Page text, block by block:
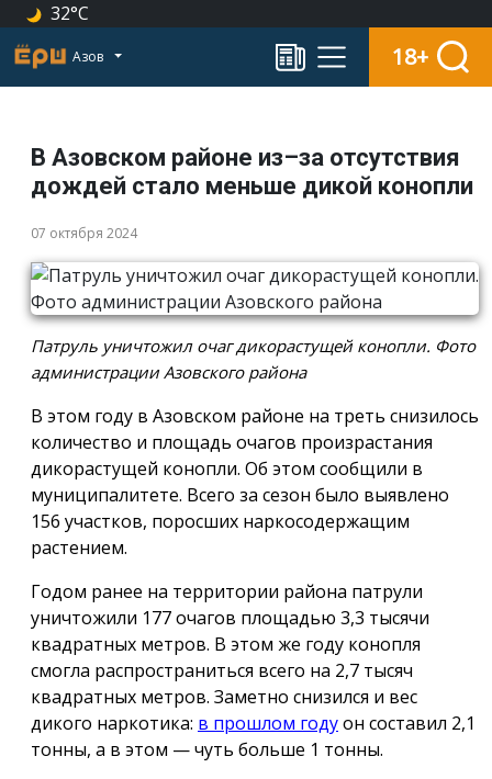
32°C
Азов 18+
В Азовском районе из–за отсутствия
дождей стало меньше дикой конопли
07 октября 2024
Патруль уничтожил очаг дикорастущей конопли. Фото
администрации Азовского района
В этом году в Азовском районе на треть снизилось
количество и площадь очагов произрастания
дикорастущей конопли. Об этом сообщили в
муниципалитете. Всего за сезон было выявлено
156 участков, поросших наркосодержащим
растением.
Годом ранее на территории района патрули
уничтожили 177 очагов площадью 3,3 тысячи
квадратных метров. В этом же году конопля
смогла распространиться всего на 2,7 тысяч
квадратных метров. Заметно снизился и вес
дикого наркотика: в прошлом годуон составил 2,1
тонны, а в этом — чуть больше 1 тонны.